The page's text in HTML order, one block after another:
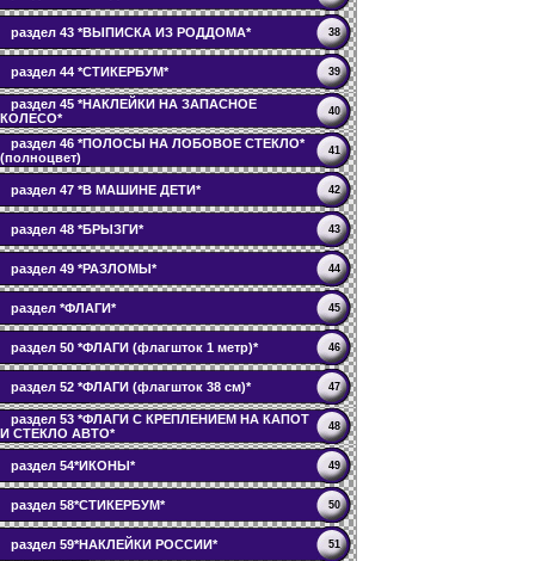
раздел 43 *ВЫПИСКА ИЗ РОДДОМА* 38
раздел 44 *СТИКЕРБУМ* 39
раздел 45 *НАКЛЕЙКИ НА ЗАПАСНОЕ
КОЛЕСО*
40
раздел 46 *ПОЛОСЫ НА ЛОБОВОЕ СТЕКЛО*
(полноцвет)
41
раздел 47 *В МАШИНЕ ДЕТИ* 42
раздел 48 *БРЫЗГИ* 43
раздел 49 *РАЗЛОМЫ* 44
раздел *ФЛАГИ* 45
раздел 50 *ФЛАГИ (флагшток 1 метр)* 46
раздел 52 *ФЛАГИ (флагшток 38 см)* 47
раздел 53 *ФЛАГИ С КРЕПЛЕНИЕМ НА КАПОТ
И СТЕКЛО АВТО*
48
раздел 54*ИКОНЫ* 49
раздел 58*СТИКЕРБУМ* 50
раздел 59*НАКЛЕЙКИ РОССИИ* 51